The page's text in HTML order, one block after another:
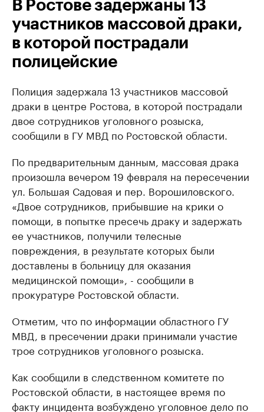
В Ростове задержаны 13
участников массовой драки,
в которой пострадали
полицейские
Полиция задержала 13 участников массовой
драки в центре Ростова, в которой пострадали
двое сотрудников уголовного розыска,
сообщили в ГУ МВД по Ростовской области.
По предварительным данным, массовая драка
произошла вечером 19 февраля на пересечении
ул. Большая Садовая и пер. Ворошиловского.
«Двое сотрудников, прибывшие на крики о
помощи, в попытке пресечь драку и задержать
ее участников, получили телесные
повреждения, в результате которых были
доставлены в больницу для оказания
медицинской помощи», - сообщили в
прокуратуре Ростовской области.
Отметим, что по информации областного ГУ
МВД, в пресечении драки принимали участие
трое сотрудников уголовного розыска.
Как сообщили в следственном комитете по
Ростовской области, в настоящее время по
факту инцидента возбуждено уголовное дело по